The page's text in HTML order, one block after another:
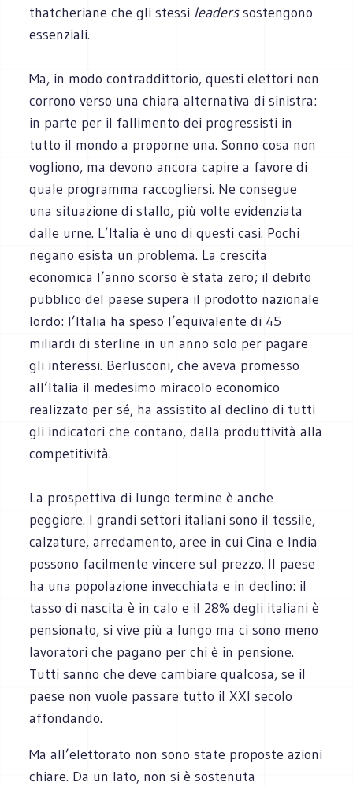
thatcheriane che gli stessi leaderssostengono
essenziali.
Ma, in modo contraddittorio, questi elettori non
corrono verso una chiara alternativa di sinistra:
in parte per il fallimento dei progressisti in
tutto il mondo a proporne una. Sonno cosa non
vogliono, ma devono ancora capire a favore di
quale programma raccogliersi. Ne consegue
una situazione di stallo, più volte evidenziata
dalle urne. L’Italia è uno di questi casi. Pochi
negano esista un problema. La crescita
economica l’anno scorso è stata zero; il debito
pubblico del paese supera il prodotto nazionale
lordo: l’Italia ha speso l’equivalente di 45
miliardi di sterline in un anno solo per pagare
gli interessi. Berlusconi, che aveva promesso
all’Italia il medesimo miracolo economico
realizzato per sé, ha assistito al declino di tutti
gli indicatori che contano, dalla produttività alla
competitività.
La prospettiva di lungo termine è anche
peggiore. I grandi settori italiani sono il tessile,
calzature, arredamento, aree in cui Cina e India
possono facilmente vincere sul prezzo. Il paese
ha una popolazione invecchiata e in declino: il
tasso di nascita è in calo e il 28% degli italiani è
pensionato, si vive più a lungo ma ci sono meno
lavoratori che pagano per chi è in pensione.
Tutti sanno che deve cambiare qualcosa, se il
paese non vuole passare tutto il XXI secolo
affondando.
Ma all’elettorato non sono state proposte azioni
chiare. Da un lato, non si è sostenuta